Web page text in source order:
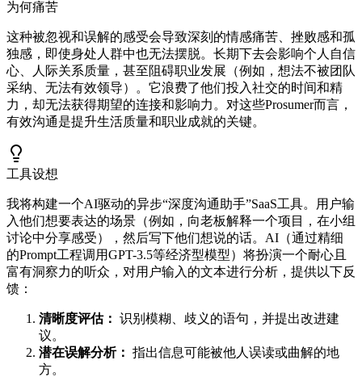
为何痛苦
这种被忽视和误解的感受会导致深刻的情感痛苦、挫败感和孤
独感，即使身处人群中也无法摆脱。长期下去会影响个人自信
心、人际关系质量，甚至阻碍职业发展（例如，想法不被团队
采纳、无法有效领导）。它浪费了他们投入社交的时间和精
力，却无法获得期望的连接和影响力。对这些Prosumer而言，
有效沟通是提升生活质量和职业成就的关键。
工具设想
我将构建一个AI驱动的异步“深度沟通助手”SaaS工具。用户输
入他们想要表达的场景（例如，向老板解释一个项目，在小组
讨论中分享感受），然后写下他们想说的话。AI（通过精细
的Prompt工程调用GPT-3.5等经济型模型）将扮演一个耐心且
富有洞察力的听众，对用户输入的文本进行分析，提供以下反
馈：
清晰度评估： 识别模糊、歧义的语句，并提出改进建
议。
潜在误解分析： 指出信息可能被他人误读或曲解的地
方。